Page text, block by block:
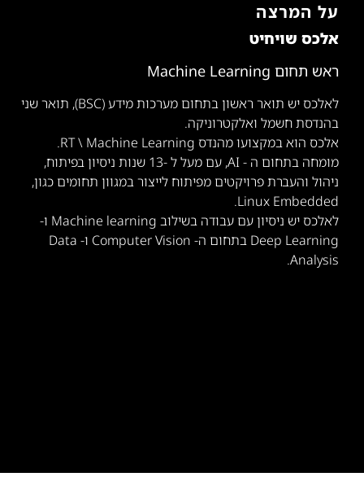
על המרצה
אלכס שויחיט
ראש תחום Machine Learning
לאלכס יש תואר ראשון בתחום מערכות מידע (BSC), תואר שני
בהנדסת חשמל ואלקטרוניקה.
אלכס הוא במקצועו מהנדס RT \ Machine Learning.
מומחה בתחום ה - AI, עם מעל ל -13 שנות ניסיון בפיתוח,
ניהול והעברת פרויקטים מפיתוח לייצור במגוון תחומים כגון,
Linux Embedded.
לאלכס יש ניסיון עם עבודה בשילוב Machine learning ו-
Deep Learning בתחום ה- Computer Vision ו- Data
Analysis.